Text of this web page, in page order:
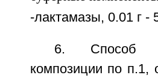
-лактамазы, 0.01 г -
6. Способ
композиции по п.1,